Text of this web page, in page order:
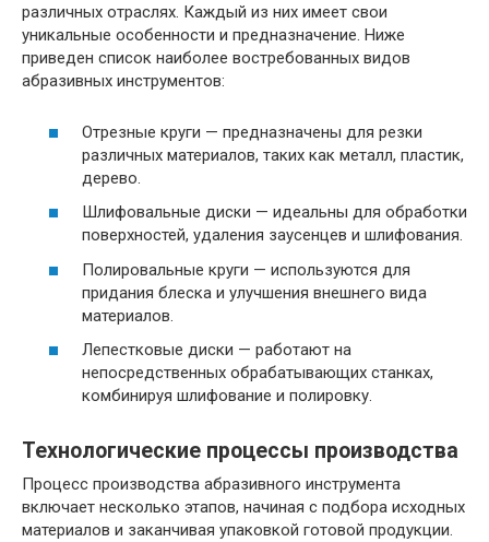
различных отраслях. Каждый из них имеет свои
уникальные особенности и предназначение. Ниже
приведен список наиболее востребованных видов
абразивных инструментов:
Отрезные круги — предназначены для резки
различных материалов, таких как металл, пластик,
дерево.
Шлифовальные диски — идеальны для обработки
поверхностей, удаления заусенцев и шлифования.
Полировальные круги — используются для
придания блеска и улучшения внешнего вида
материалов.
Лепестковые диски — работают на
непосредственных обрабатывающих станках,
комбинируя шлифование и полировку.
Технологические процессы производства
Процесс производства абразивного инструмента
включает несколько этапов, начиная с подбора исходных
материалов и заканчивая упаковкой готовой продукции.